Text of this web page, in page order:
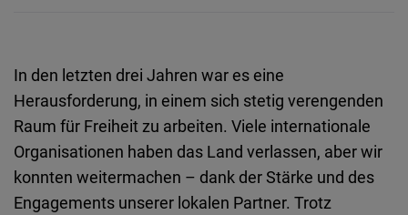
In den letzten drei Jahren war es eine
Herausforderung, in einem sich stetig verengenden
Raum für Freiheit zu arbeiten. Viele internationale
Organisationen haben das Land verlassen, aber wir
konnten weitermachen – dank der Stärke und des
Engagements unserer lokalen Partner. Trotz